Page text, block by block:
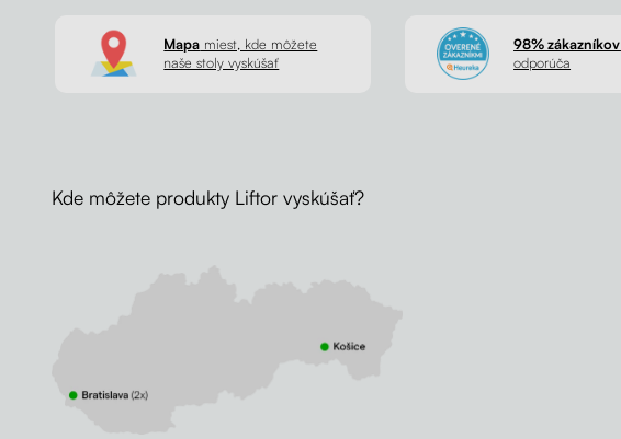
Mapa miest, kde môžete
naše stoly vyskúšať
98% zákazníkov
odporúča
Kde môžete produkty Liftor vyskúšať?